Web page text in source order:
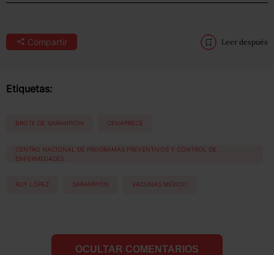
Compartir Leer después
Etiquetas:
BROTE DE SARAMPIÓN CENAPRECE
CENTRO NACIONAL DE PROGRAMAS PREVENTIVOS Y CONTROL DE
ENFERMEDADES
RUY LÓPEZ SARAMPIÓN VACUNAS MÉXICO
OCULTAR COMENTARIOS